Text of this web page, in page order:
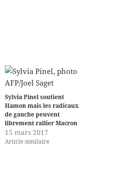
Sylvia Pinel soutient
Hamon mais les radicaux
de gauche peuvent
librement rallier Macron
15 mars 2017
Article similaire